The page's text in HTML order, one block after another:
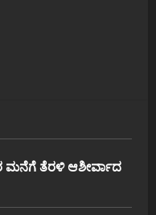
ಮನೆಗೆ ತೆರಳಿ ಆಶೀರ್ವಾದ